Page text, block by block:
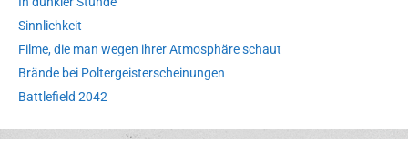
Sinnlichkeit
Filme, die man wegen ihrer Atmosphäre schaut
Brände bei Poltergeisterscheinungen
Battlefield 2042
Erlebnispark
Verbotene